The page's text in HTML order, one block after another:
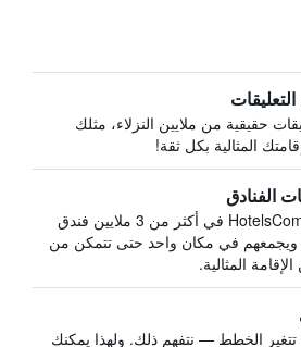
حقيقية من ملايين النزلاء، مثلك
المثالية بكل ثقة!
الفنادق
يبحث HotelsCombined في أكثر من 3 ملايين فندق
ويجمعهم في مكان واحد حتى تتمكن من
المثالية.
تتغير الخطط — نتفهم ذلك. ولهذا يمكنك